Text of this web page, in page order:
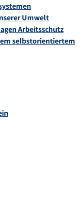
Umwelt
Arbeitsschutz
selbstorientiertem